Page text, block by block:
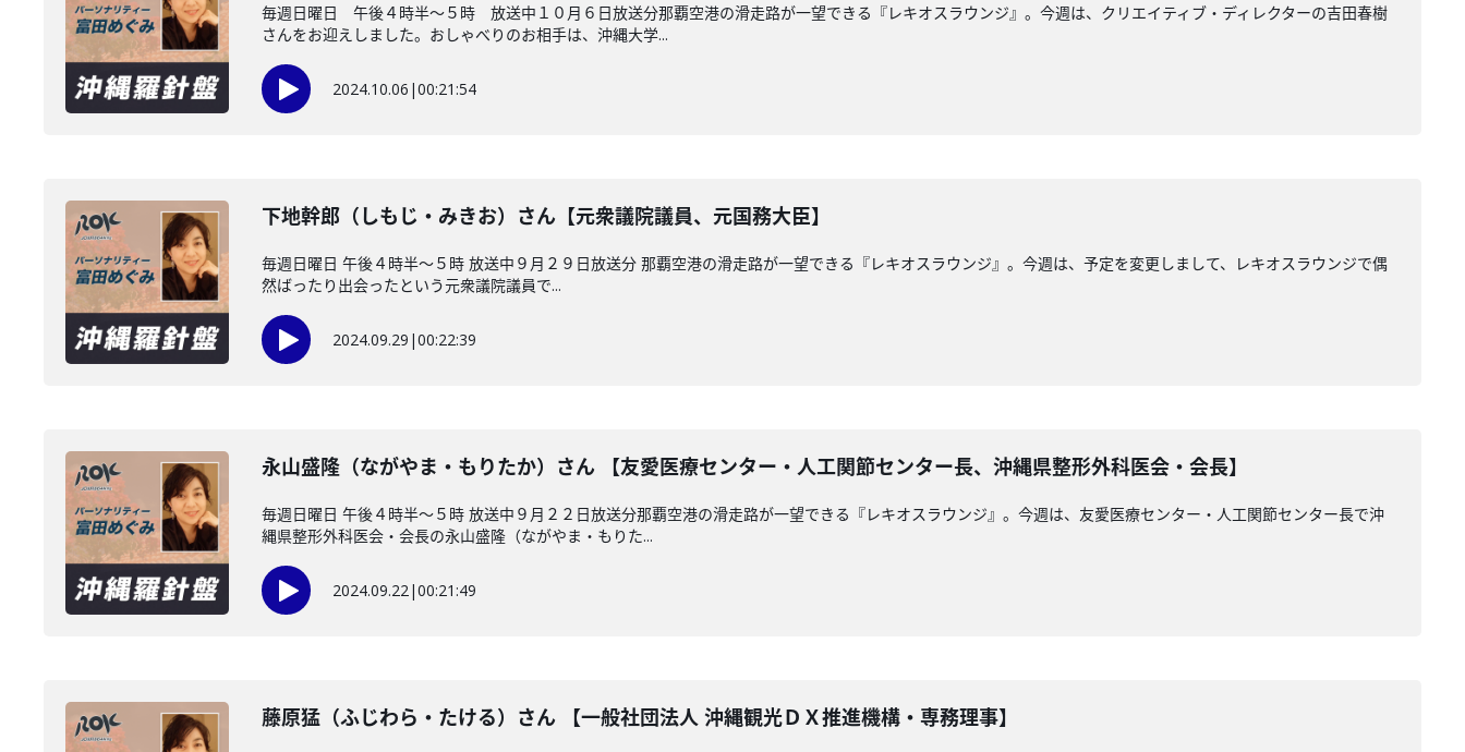
毎週日曜日 午後４時半～５時 放送中１０月６日放送分那覇空港の滑走路が一望できる『レキオスラウンジ』。今週は、クリエイティブ・ディレクターの吉田春樹
さんをお迎えしました。おしゃべりのお相手は、沖縄大学...
2024.10.06 |00:21:54
下地幹郎（しもじ・みきお）さん【元衆議院議員、元国務大臣】
毎週日曜日 午後４時半～５時 放送中９月２９日放送分 那覇空港の滑走路が一望できる『レキオスラウンジ』。今週は、予定を変更しまして、レキオスラウンジで偶
然ばったり出会ったという元衆議院議員で...
2024.09.29 |00:22:39
永山盛隆（ながやま・もりたか）さん 【友愛医療センター・人工関節センター長、沖縄県整形外科医会・会長】
毎週日曜日 午後４時半～５時 放送中９月２２日放送分那覇空港の滑走路が一望できる『レキオスラウンジ』。今週は、友愛医療センター・人工関節センター長で沖
縄県整形外科医会・会長の永山盛隆（ながやま・もりた...
2024.09.22|00:21:49
藤原猛（ふじわら・たける）さん 【一般社団法人 沖縄観光ＤＸ推進機構・専務理事】